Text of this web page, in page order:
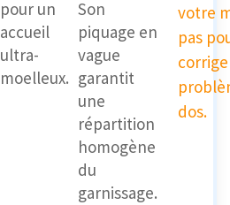
pour un
accueil
ultra-
moelleux.
Son
piquage en
vague
garantit
une
répartition
homogène
du
garnissage.
votre
pas
dos.